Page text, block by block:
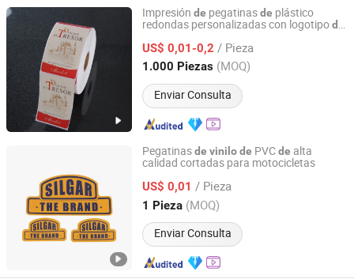
Impresión de pegatinasde plástico
redondas personalizadas con logotipode
para tazas
US$ 0,01-0,2 / Pieza
1.000 Piezas (MOQ)
Enviar Consulta
Lianyungang Zhehan Printing Co., Ltd.
Jiangsu, China Desde 2024
Pegatinasde vinilode PVCde alta
calidad cortadas para motocicletas
US$ 0,01 / Pieza
1 Pieza (MOQ)
Enviar Consulta
Ningbo Xianying Packing Material Co., Ltd.
Zhejiang, China Desde 2024